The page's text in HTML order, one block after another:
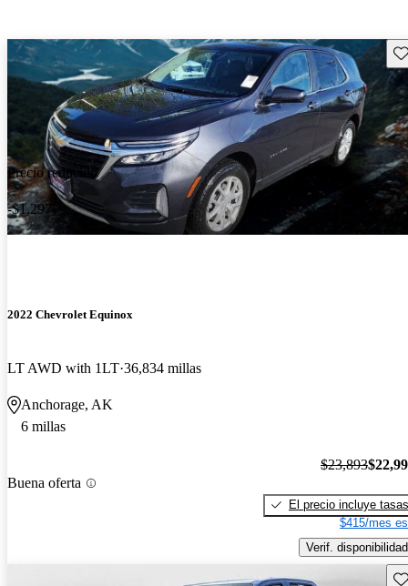
Precio reducido
-$1,297
2022 Chevrolet Equinox
LT AWD with 1LT 36,834 millas
Anchorage, AK
6 millas
Buena oferta
$23,893
El precio incluye tasas
$415/mes
Verif. disponibilidad